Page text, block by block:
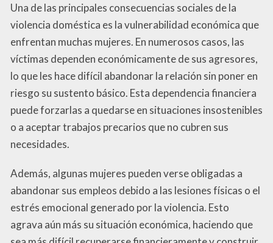
Una de las principales consecuencias sociales de la
violencia doméstica es la vulnerabilidad económica que
enfrentan muchas mujeres. En numerosos casos, las
víctimas dependen económicamente de sus agresores,
lo que les hace difícil abandonar la relación sin poner en
riesgo su sustento básico. Esta dependencia financiera
puede forzarlas a quedarse en situaciones insostenibles
o a aceptar trabajos precarios que no cubren sus
necesidades.
Además, algunas mujeres pueden verse obligadas a
abandonar sus empleos debido a las lesiones físicas o el
estrés emocional generado por la violencia. Esto
agrava aún más su situación económica, haciendo que